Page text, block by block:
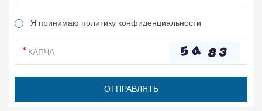
Я принимаю политику конфиденциальности